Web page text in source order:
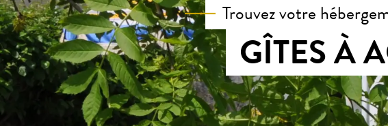
Trouvez votre
GÎTES À